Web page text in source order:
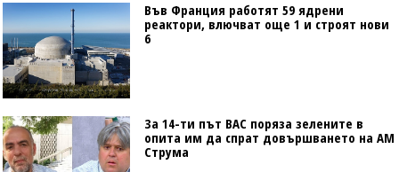
Във Франция работят 59 ядрени
реактори, влючват още 1 и строят нови
6
За 14-ти път ВАС поряза зелените в
опита им да спрат довършването на АМ
Струма